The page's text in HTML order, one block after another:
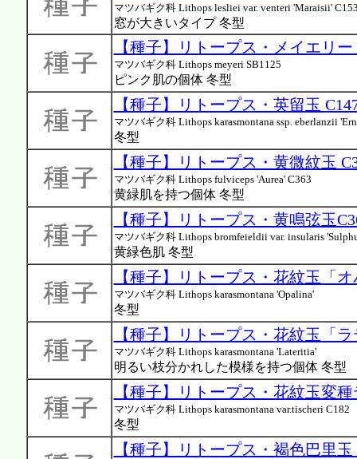
マツバギク科 Lithops lesliei var. venteri 'Maraisii'
窓が大きいタイプ 冬型
【種子】リトープス・メイエリー
マツバギク科 Lithops meyeri SB1125
ピンク肌の個体 冬型
【種子】リトープス・英留玉
マツバギク科 Lithops karasmontana ssp. eberlanzii
冬型
【種子】リトープス・黄微紋玉
マツバギク科 Lithops fulviceps 'Aurea' C363
黄緑肌を持つ個体 冬型
【種子】リトープス・黄鳴弦玉
マツバギク科 Lithops bromfeieldii var. insularis
黄緑色肌 冬型
【種子】リトープス・花紋玉「
マツバギク科 Lithops karasmontana 'Opalina'
冬型
【種子】リトープス・花紋玉「
マツバギク科 Lithops karasmontana 'Lateritia'
明るい枝分かれした模様を持つ個体 冬型
【種子】リトープス・花紋玉変
マツバギク科 Lithops karasmontana var.tischeri C182
冬型
【種子】リトープス・褐色巴里玉